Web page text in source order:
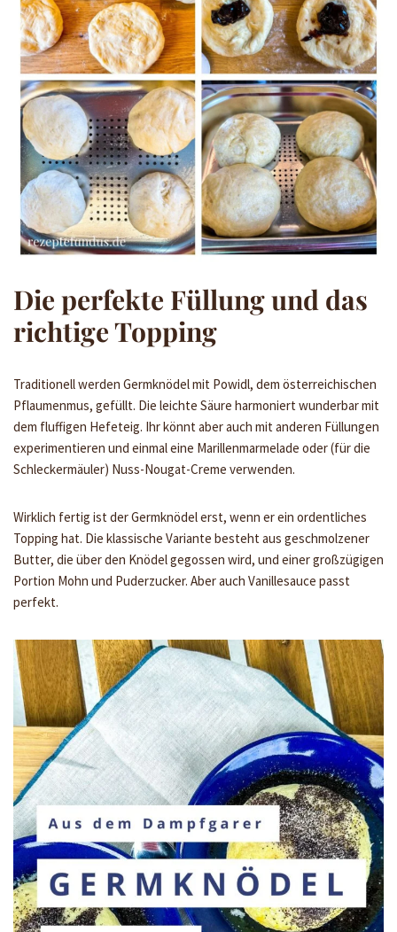
Die perfekte Füllung und das
richtige Topping
Traditionell werden Germknödel mit Powidl, dem österreichischen
Pflaumenmus, gefüllt. Die leichte Säure harmoniert wunderbar mit
dem fluffigen Hefeteig. Ihr könnt aber auch mit anderen Füllungen
experimentieren und einmal eine Marillenmarmelade oder (für die
Schleckermäuler) Nuss-Nougat-Creme verwenden.
Wirklich fertig ist der Germknödel erst, wenn er ein ordentliches
Topping hat. Die klassische Variante besteht aus geschmolzener
Butter, die über den Knödel gegossen wird, und einer großzügigen
Portion Mohn und Puderzucker. Aber auch Vanillesauce passt
perfekt.